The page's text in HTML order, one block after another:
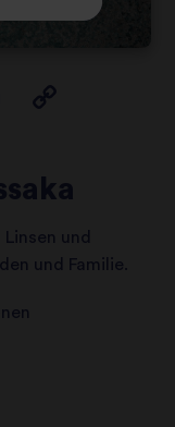
und
und Familie.